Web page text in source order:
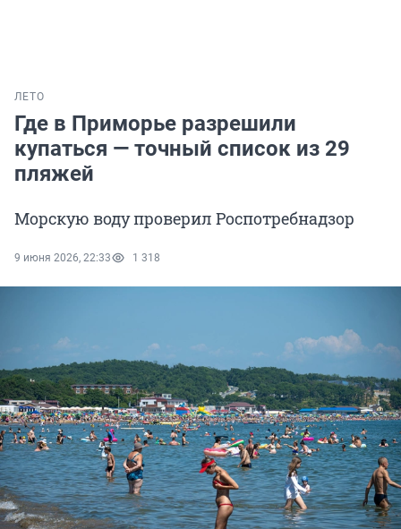
ЛЕТО
Где в Приморье разрешили
купаться — точный список из 29
пляжей
Морскую воду проверил Роспотребнадзор
9 июня 2026, 22:33 1 318